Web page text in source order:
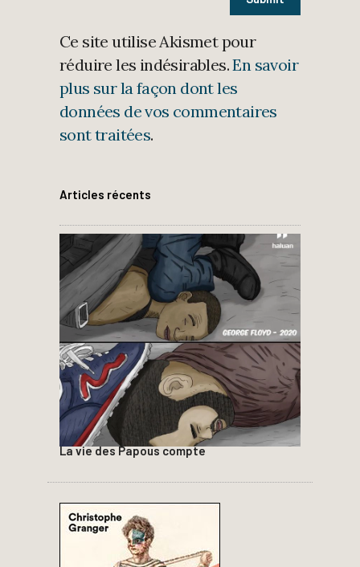
Ce site utilise Akismet pour
réduire les indésirables.En savoir
plus sur la façon dont les
données de vos commentaires
sont traitées.
Articles récents
La vie des Papous compte